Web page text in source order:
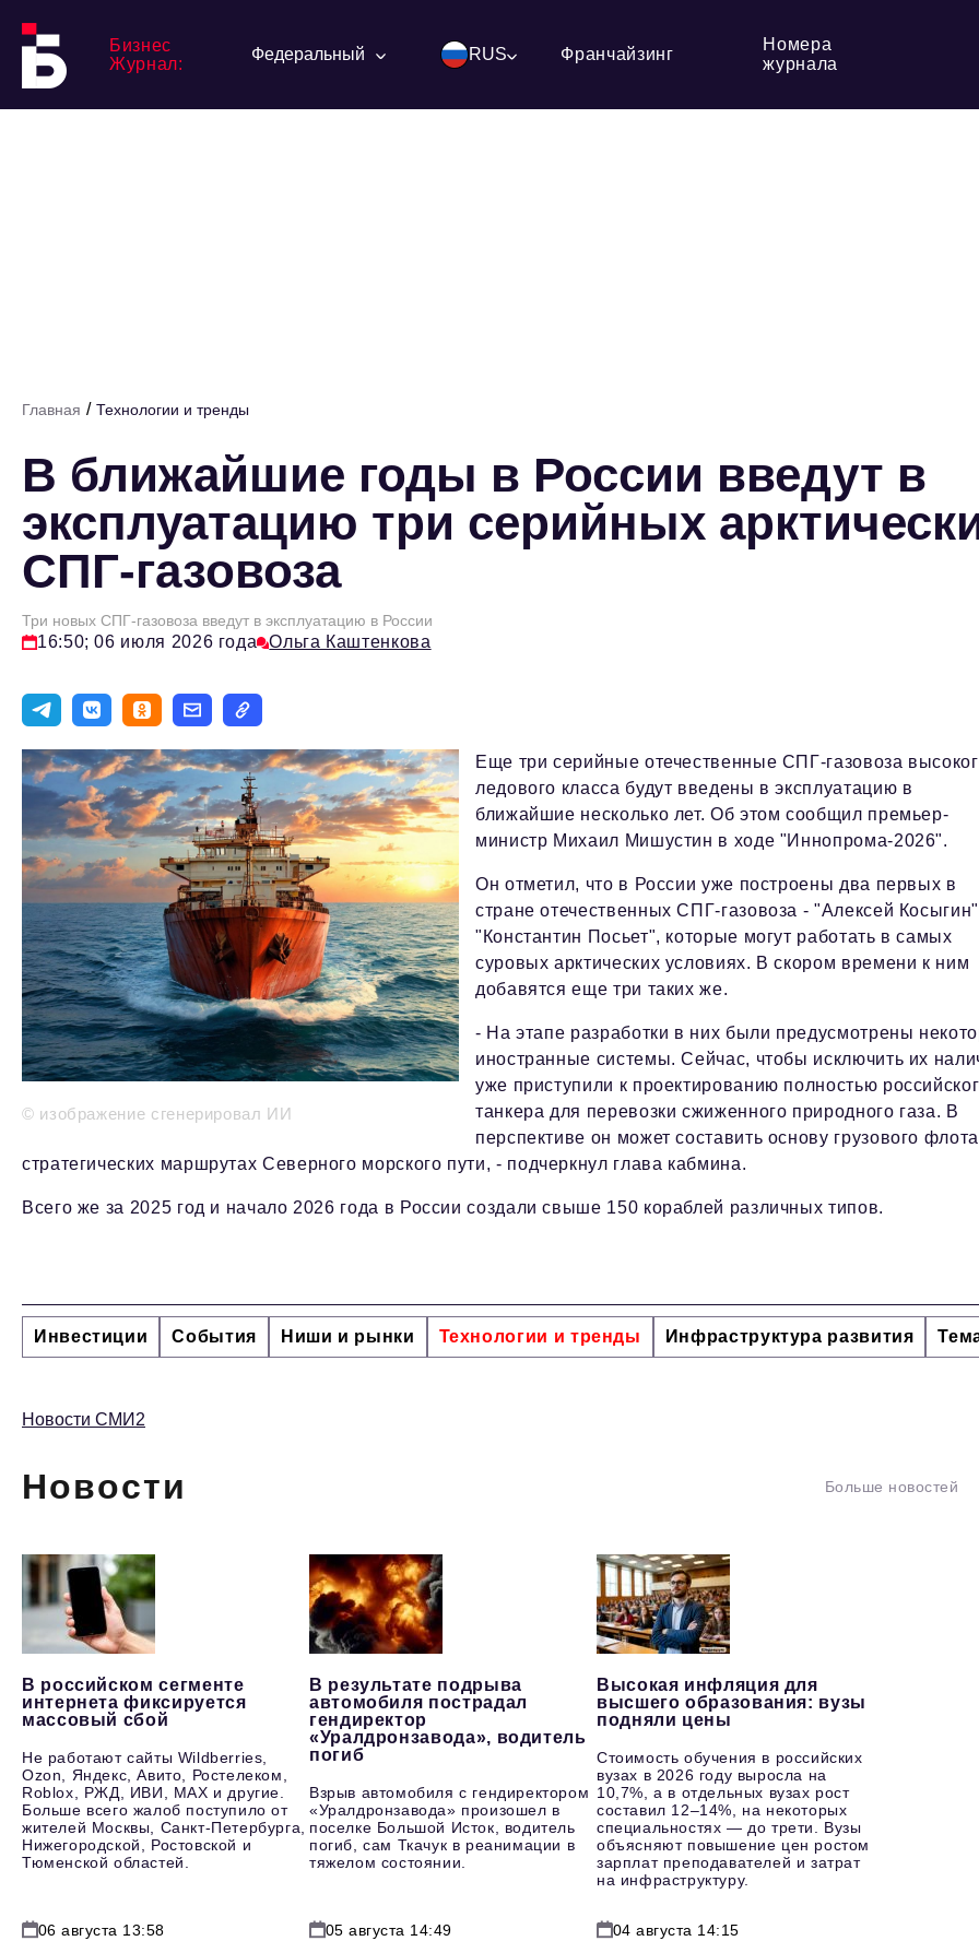
Бизнес
Журнал:
Федеральный RUS Франчайзинг
Номера
журнала
Главная / Технологии и тренды
В ближайшие годы в России введут в
эксплуатацию три серийных
СПГ-газовоза
Три новых СПГ-газовоза введут в эксплуатацию в России
16:50; 06 июля 2026 года Ольга Каштенкова
© изображение сгенерировал ИИ
Еще три серийные отечественные СПГ-газовоза
ледового класса будут введены в эксплуатацию в
ближайшие несколько лет. Об этом сообщил премьер-
министр Михаил Мишустин в ходе "Иннопрома-2026".
Он отметил, что в России уже построены два первых в
стране отечественных СПГ-газовоза - "Алексей
"Константин Посьет", которые могут работать в самых
суровых арктических условиях. В скором времени к ним
добавятся еще три таких же.
- На этапе разработки в них были предусмотрены
иностранные системы. Сейчас, чтобы исключить их
уже приступили к проектированию полностью
танкера для перевозки сжиженного природного газа. В
перспективе он может составить основу грузового
стратегических маршрутах Северного морского пути, - подчеркнул глава кабмина.
Всего же за 2025 год и начало 2026 года в России создали свыше 150 кораблей различных типов.
Инвестиции События Ниши и рынки Технологии и тренды Инфраструктура развития
Новости СМИ2
Новости Больше новостей
В российском сегменте
интернета фиксируется
массовый сбой
Не работают сайты Wildberries,
Ozon, Яндекс, Авито, Ростелеком,
Roblox, РЖД, ИВИ, MAX и другие.
Больше всего жалоб поступило от
жителей Москвы, Санкт-Петербурга,
Нижегородской, Ростовской и
Тюменской областей.
06 августа 13:58
В результате подрыва
автомобиля пострадал
гендиректор
«Уралдронзавода», водитель
погиб
Взрыв автомобиля с гендиректором
«Уралдронзавода» произошел в
поселке Большой Исток, водитель
погиб, сам Ткачук в реанимации в
тяжелом состоянии.
05 августа 14:49
Высокая инфляция для
высшего образования: вузы
подняли цены
Стоимость обучения в российских
вузах в 2026 году выросла на
10,7%, а в отдельных вузах рост
составил 12–14%, на некоторых
специальностях — до трети. Вузы
объясняют повышение цен ростом
зарплат преподавателей и затрат
на инфраструктуру.
04 августа 14:15